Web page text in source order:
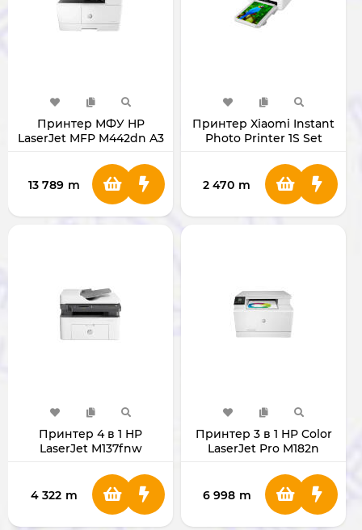
Принтер МФУ HP
LaserJet MFP M442dn A3
13 789 m
Принтер Xiaomi Instant
Photo Printer 1S Set
2 470 m
Принтер 4 в 1 HP
LaserJet M137fnw
4 322 m
Принтер 3 в 1 HP Color
LaserJet Pro M182n
6 998 m